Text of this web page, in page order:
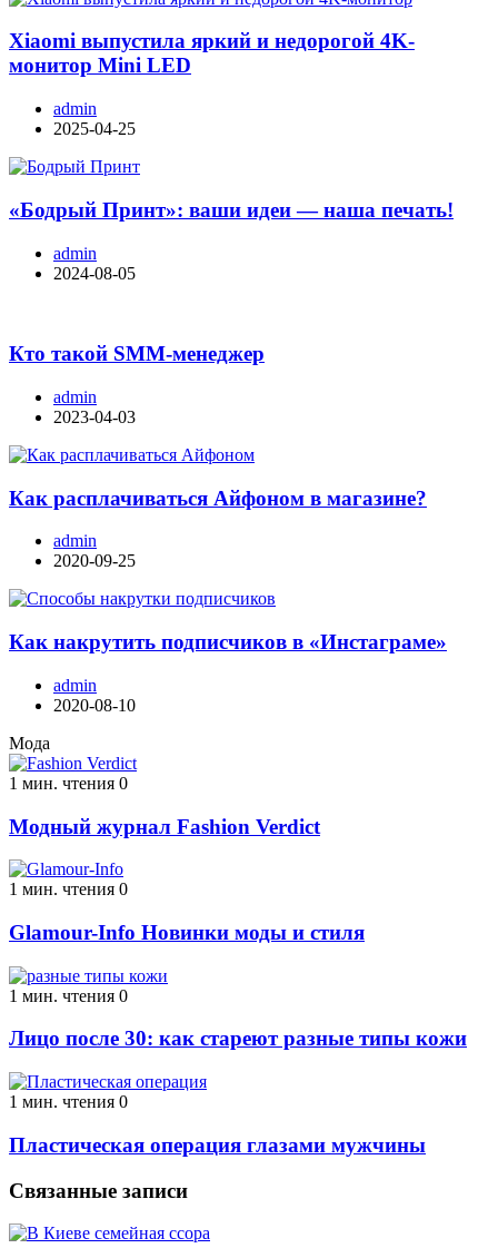
Xiaomi выпустила яркий и недорогой 4K-
монитор Mini LED
admin
2025-04-25
«Бодрый Принт»: ваши идеи — наша печать!
admin
2024-08-05
Кто такой SMM-менеджер
admin
2023-04-03
Как расплачиваться Айфоном в магазине?
admin
2020-09-25
Как накрутить подписчиков в «Инстаграме»
admin
2020-08-10
Мода
1 мин. чтения 0
Модный журнал Fashion Verdict
1 мин. чтения 0
Glamour-Info Новинки моды и стиля
1 мин. чтения 0
Лицо после 30: как стареют разные типы кожи
1 мин. чтения 0
Пластическая операция глазами мужчины
Связанные записи